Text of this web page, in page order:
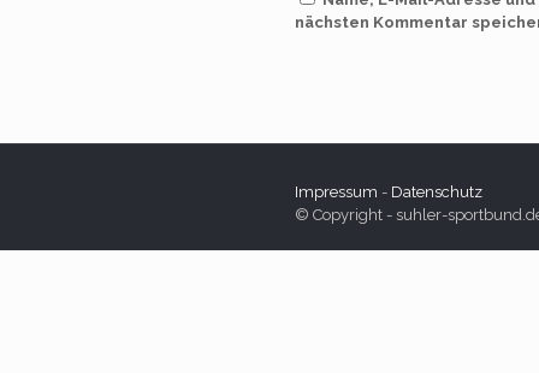
nächsten Kommentar
Impressum - Datenschutz
© Copyright - suhler-